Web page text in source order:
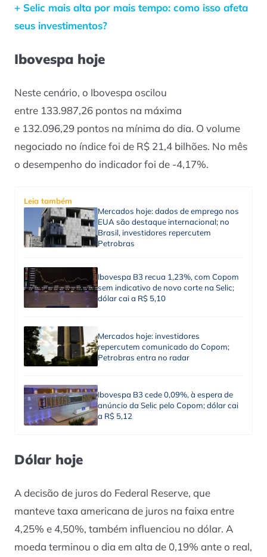
+ Selic mais alta por mais tempo: como isso afeta
seus investimentos?
Ibovespa hoje
Neste cenário, o Ibovespa oscilou
entre 133.987,26 pontos na máxima
e 132.096,29 pontos na mínima do dia. O volume
negociado no índice foi de R$ 21,4 bilhões. No mês
o desempenho do indicador foi de -4,17%.
Leia também
Mercados hoje: dados de emprego nos
EUA são destaque internacional; no
Brasil, investidores repercutem
Petrobras
Ibovespa B3 recua 1,23%, com Copom
sem indicativo de novo corte na Selic;
dólar cai a R$ 5,10
Mercados hoje: investidores
repercutem comunicado do Copom;
Petrobras entra no radar
Ibovespa B3 cede 0,09%, à espera de
anúncio da Selic pelo Copom; dólar cai
a R$ 5,12
Dólar hoje
A decisão de juros do Federal Reserve, que
manteve taxa americana de juros na faixa entre
4,25% e 4,50%, também influenciou no dólar. A
moeda terminou o dia em alta de 0,19% ante o real,